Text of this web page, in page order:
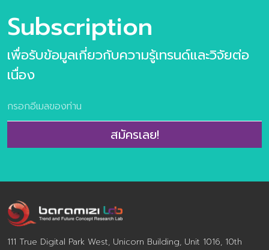
องค์กร ถ้าคุณพร้อมที่จะก้าวไปพร้อมกับเทรนดนี้ ประตูสู่
โอกาสได้เปิดรอนักพัฒนาธุรกิจทุกท่าน Content ภาพรวม
ของสุขภาพและความงามในปี 2025-26 Mega Trends เมกะ
เทรนด์ที่กำหนดทิศทางของวงการสุขภาพและความงาม
Wellness & Beauty Trend พฤติกรรมผู้บริโภคที่ธุรกิจต้อง
เนื้อหาภายในเล่ม แนวคิด “Proudly and Live Long” – ที่
ไม่ใช่การมองเพี ยงแค่คุณค่าเชิงประโยชน์ (Functional
Value) ของการดูแลตนเอง เเต่มองลึกถึงคุณเชิงจิต
วิญญาณ (Spiritual Value) ของความภาคภูมิในตนเองและ
Study กรณีศึกษาที่น่าสนใจ
Wellness_Beauty_Trend_2025-2026 หากท่านมีข้อสงสัย
เกี่ยวกับเล่มวิจัย สามารถสอบถา […]
Subscription
เพื่อรับข้อมูลเกี่ยวกับความรู้เทรนด์และวิจัยต่อ
เนื่อง
สมัครเลย!
111 True Digital Park West, Unicorn Building, Unit 1016, 10th